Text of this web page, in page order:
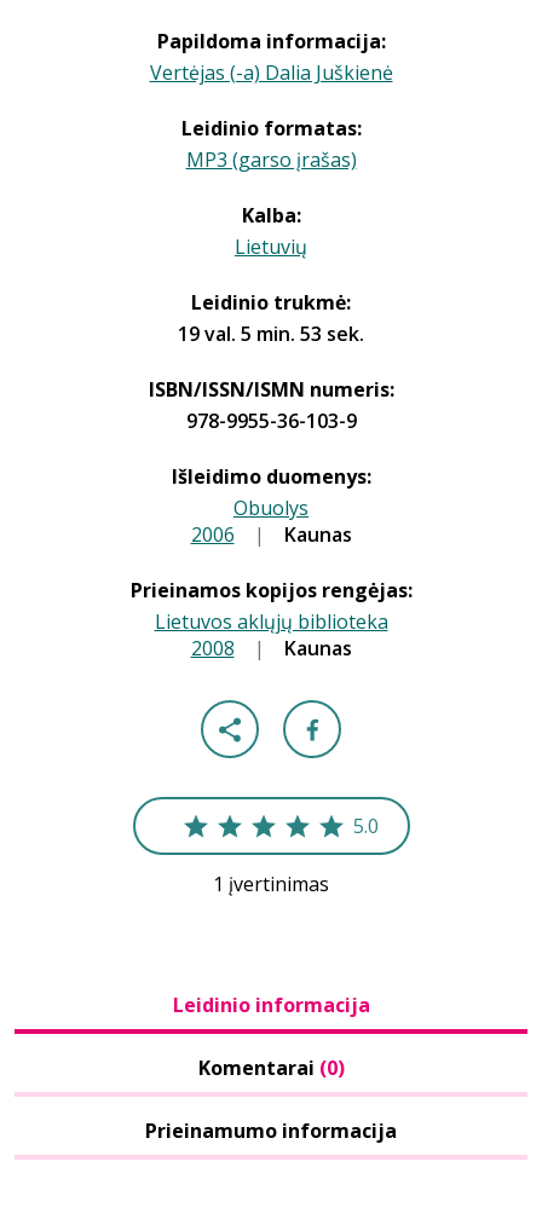
Papildoma informacija:
Vertėjas (-a) Dalia Juškienė
Leidinio formatas:
MP3 (garso įrašas)
Kalba:
Lietuvių
Leidinio trukmė:
19 val. 5 min. 53 sek.
ISBN/ISSN/ISMN numeris:
978-9955-36-103-9
Išleidimo duomenys:
Obuolys
2006 | Kaunas
Prieinamos kopijos rengėjas:
Lietuvos aklųjų biblioteka
2008 | Kaunas
5.0
1 įvertinimas
Leidinio informacija
Komentarai (0)
Prieinamumo informacija